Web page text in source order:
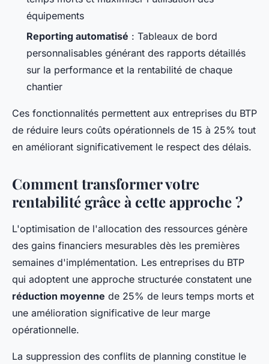
équipements
Reporting automatisé : Tableaux de bord
personnalisables générant des rapports détaillés
sur la performance et la rentabilité de chaque
chantier
Ces fonctionnalités permettent aux entreprises du BTP
de réduire leurs coûts opérationnels de 15 à 25% tout
en améliorant significativement le respect des délais.
Comment transformer votre
rentabilité grâce à cette approche ?
L'optimisation de l'allocation des ressources génère
des gains financiers mesurables dès les premières
semaines d'implémentation. Les entreprises du BTP
qui adoptent une approche structurée constatent une
réduction moyenne de 25% de leurs temps morts et
une amélioration significative de leur marge
opérationnelle.
La suppression des conflits de planning constitue le